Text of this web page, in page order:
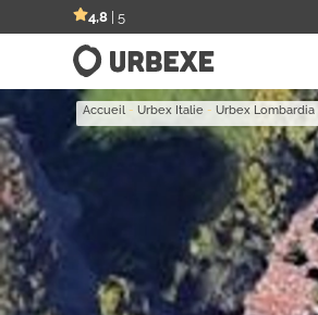
4,8 | 5
Accueil -Urbex Italie -Urbex Lombardia